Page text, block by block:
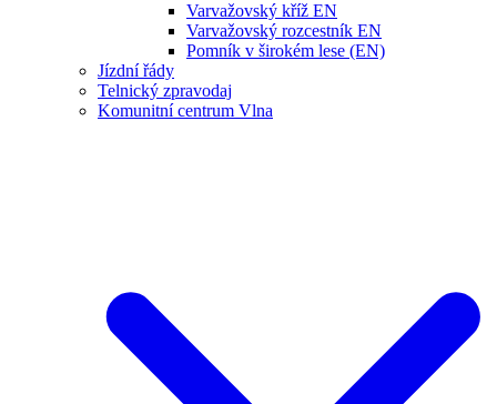
Varvažovský kříž EN
Varvažovský rozcestník EN
Pomník v širokém lese (EN)
Jízdní řády
Telnický zpravodaj
Komunitní centrum Vlna